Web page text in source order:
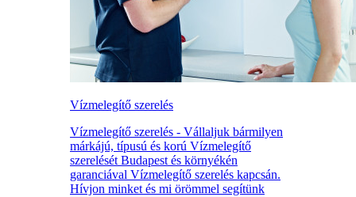
Vízmelegítő szerelés
Vízmelegítő szerelés - Vállaljuk bármilyen
márkájú, típusú és korú Vízmelegítő
szerelését Budapest és környékén
garanciával Vízmelegítő szerelés kapcsán.
Hívjon minket és mi örömmel segítünk